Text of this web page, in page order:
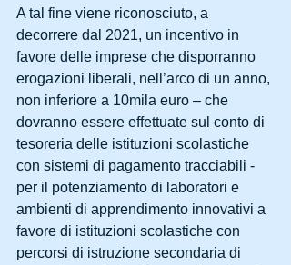
A tal fine viene riconosciuto, a
decorrere dal 2021, un incentivo in
favore delle imprese che disporranno
erogazioni liberali, nell’arco di un anno,
non inferiore a 10mila euro – che
dovranno essere effettuate sul conto di
tesoreria delle istituzioni scolastiche
con sistemi di pagamento tracciabili -
per il potenziamento di laboratori e
ambienti di apprendimento innovativi a
favore di istituzioni scolastiche con
percorsi di istruzione secondaria di